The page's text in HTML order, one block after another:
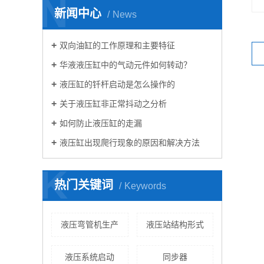
新闻中心 News
N
双向油缸的工作原理和主要特征
华液液压缸中的气动元件如何转动？
液压缸的钎杆启动是怎么操作的
关于液压缸非正常抖动之分析
如何防止液压缸的走漏
液压缸出现爬行现象的原因和解决方法
热门关键词 Keywords
K
液压弯管机生产 液压站结构形式
液压系统启动 同步器